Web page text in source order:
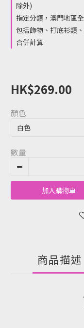
除外)
指定分類，澳門地區
包括飾物、打底衫類
合併計算
HK$269.00
顏色
數量
加入購物車
商品描述